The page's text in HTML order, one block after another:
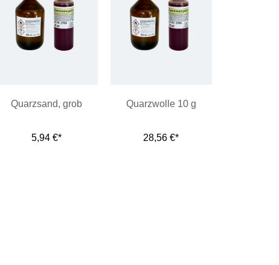
Quarzsand, grob
5,94 €*
Quarzwolle 10 g
28,56 €*